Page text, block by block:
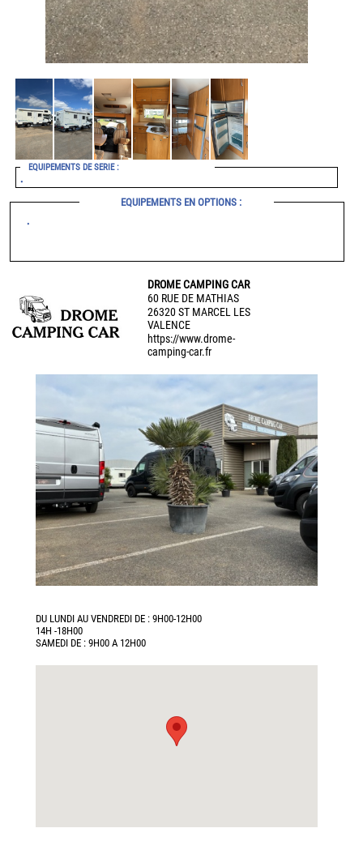
EQUIPEMENTS DE SERIE :
•
EQUIPEMENTS EN OPTIONS :
•
DROME CAMPING CAR
60 RUE DE MATHIAS
26320 ST MARCEL LES
VALENCE
https://www.drome-
camping-car.fr
DU LUNDI AU VENDREDI DE : 9H00-12H00
14H -18H00
SAMEDI DE : 9H00 A 12H00